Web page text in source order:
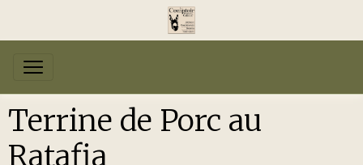
Terrine de Porc au
Ratafia